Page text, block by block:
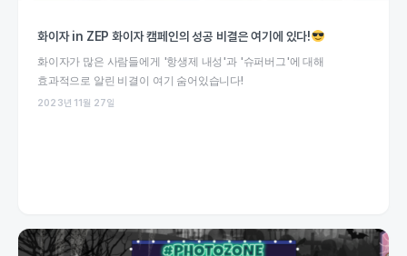
화이자 in ZEP 화이자 캠페인의 성공 비결은 여기에 있다!
화이자가 많은 사람들에게 '항생제 내성'과 '슈퍼버그'에 대해
효과적으로 알린 비결이 여기 숨어있습니다!
2023년 11월 27일